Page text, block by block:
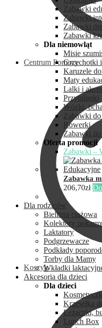
Centrum Pomocy
Koszyk
Zabawki
Zabawki
Zabawki
Zabawki
Dla niemowląt
Misie
Grzechotki
Karuzele do
Maty
Lalki i
Przytulanki
Wózki,
Zabawki
Rowerki
Zabawki
Oferta promocji
Zabawki –
Zabawka
206,70zł
Dla rodziców
Bielizna ciążowa
Kolektory
Laktatory
Podgrzewacze
Podkłady
Torby dla Mamy
Wkładki
Akcesoria dla dzieci
Dla dzieci
Krzesełka
Leżaczki,
Lunch Box